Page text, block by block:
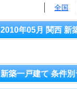
全国
2010年05月 関西 新
新築一戸建て 条件